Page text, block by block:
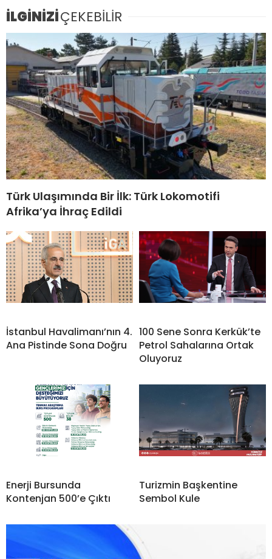
İLGİNİZİÇEKEBİLİR
Türk Ulaşımında Bir İlk: Türk Lokomotifi
Afrika’ya İhraç Edildi
İstanbul Havalimanı’nın 4.
Ana Pistinde Sona Doğru
100 Sene Sonra Kerkük’te
Petrol Sahalarına Ortak
Oluyoruz
Enerji Bursunda
Kontenjan 500’e Çıktı
Turizmin Başkentine
Sembol Kule